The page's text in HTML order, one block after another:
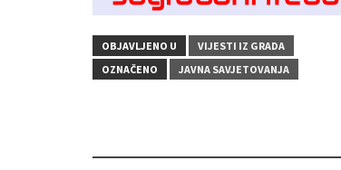
OBJAVLJENO U
VIJESTI IZ GRADA
OZNAČENO
JAVNA SAVJETOVANJA